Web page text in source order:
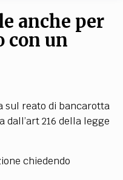
anche per
con un
sul reato di bancarotta
216 della legge
chiedendo